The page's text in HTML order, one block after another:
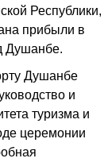
Республики,
прибыли в
Душанбе.
Душанбе
и
туризма и
церемонии